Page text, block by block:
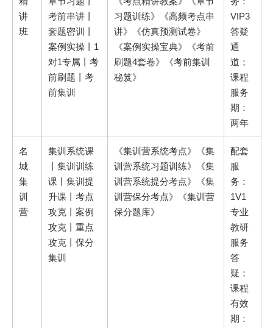
讲
班
考前串讲丨
套题密训丨
案例实操丨1
对1专属丨考
前刷题丨考
前集训
习题训练》《高频考点串
讲》《仿真预测试卷》
《案例实操宝典》《考前
刷题4套卷》《考前集训
秘笈》
VIP3
答疑
通
道；
课程
服务
期：
两年
名
城
集
训
营
集训系统课
丨集训训练
课丨集训提
升课丨考点
攻克丨案例
攻克丨重点
攻克丨保分
集训
《集训营系统考点》《集
训营系统习题训练》《集
训营系统提分考点》《集
训营保分考点》《集训营
保分题库》
配套
服
务：
1V1
专业
教研
服务
答
疑；
课程
有效
期：